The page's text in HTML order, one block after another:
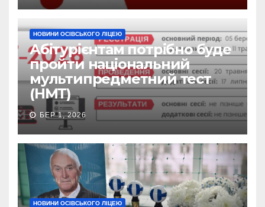
НОВИНИ ОСІВСЬКОГО ЛІЦЕЮ
Абітурієнтам потрібно буде
пройти національний
мультипредметний тест
(НМТ)
БЕР 1, 2026
НОВИНИ ОСІВСЬКОГО ЛІЦЕЮ